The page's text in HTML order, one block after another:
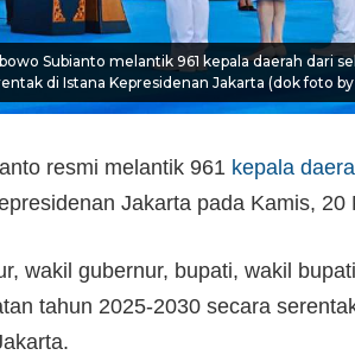
Subianto melantik 961 kepala daerah dari
di Istana Kepresidenan Jakarta (dok foto by
resmi melantik 961 kepala
Jakarta pada Kamis, 20
wakil gubernur, bupati, wakil
tahun 2025-2030 secara